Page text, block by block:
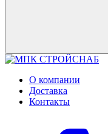
О компании
Доставка
Контакты